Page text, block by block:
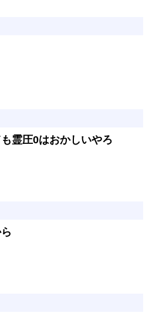
霊圧0はおかしいやろ